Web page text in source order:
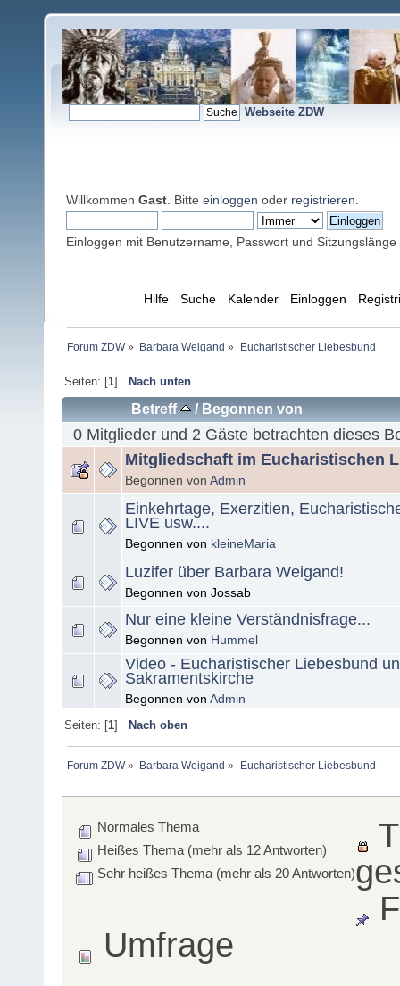
Webseite ZDW
Willkommen Gast . Bitte einloggen oder registrieren
Einloggen mit Benutzername, Passwort und Sitzungslänge
Hilfe Suche Kalender Einloggen
Forum ZDW» Barbara Weigand » Eucharistischer Liebesbund
Seiten: [1] Nach unten
Betreff / Begonnen von
0 Mitglieder und 2 Gäste betrachten dieses
Mitgliedschaft im Eucharistischen
Begonnen von Admin
Einkehrtage, Exerzitien,
LIVE usw....
Begonnen von kleineMaria
Luzifer über Barbara Weigand!
Begonnen von Jossab
Nur eine kleine Verständnisfrage...
Begonnen von Hummel
Video - Eucharistischer Liebesbund
Sakramentskirche
Begonnen von Admin
Seiten: [1] Nach oben
Forum ZDW» Barbara Weigand » Eucharistischer Liebesbund
Normales Thema
Heißes Thema (mehr als 12 Antworten)
Sehr heißes Thema (mehr als 20 Antworten)
Umfrage